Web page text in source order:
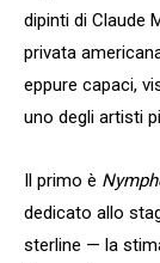
dipinti di Claude
privata
eppure capaci,
uno degli artisti
Il primo è
dedicato allo
sterline — la